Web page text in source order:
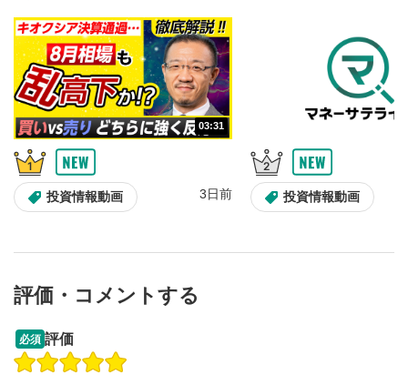
スライダーを上下すると音量が調整できます。
スマートフォンで視聴の場合は端末の音量調節ボタンを利用
してください。
8
字幕設定
クリックすると字幕を付けることができます。
字幕は自動生成です。
スマートフォンで視聴の場合は画面右下の設定(歯車マーク)
より選択できます。
9
再生速度/画質の設定
10
YouTubeリンク
クリックするとYouTubeサイトに移動します。
11 全画面表示
03:31
投資情報動画 3日前 投資情報動画
操作説明動画
評価・コメントする
必須 評価